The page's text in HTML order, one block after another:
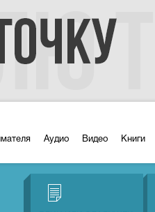
Аудио Видео Книги